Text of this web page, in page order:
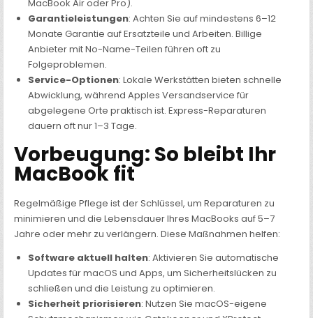
MacBook Air oder Pro).
Garantieleistungen: Achten Sie auf mindestens 6–12
Monate Garantie auf Ersatzteile und Arbeiten. Billige
Anbieter mit No-Name-Teilen führen oft zu
Folgeproblemen.
Service-Optionen: Lokale Werkstätten bieten schnelle
Abwicklung, während Apples Versandservice für
abgelegene Orte praktisch ist. Express-Reparaturen
dauern oft nur 1–3 Tage.
Vorbeugung: So bleibt Ihr
MacBook fit
Regelmäßige Pflege ist der Schlüssel, um Reparaturen zu
minimieren und die Lebensdauer Ihres MacBooks auf 5–7
Jahre oder mehr zu verlängern. Diese Maßnahmen helfen:
Software aktuell halten: Aktivieren Sie automatische
Updates für macOS und Apps, um Sicherheitslücken zu
schließen und die Leistung zu optimieren.
Sicherheit priorisieren: Nutzen Sie macOS-eigene